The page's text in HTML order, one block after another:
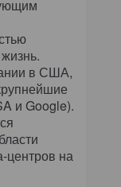
в США,
и Google).
центров на